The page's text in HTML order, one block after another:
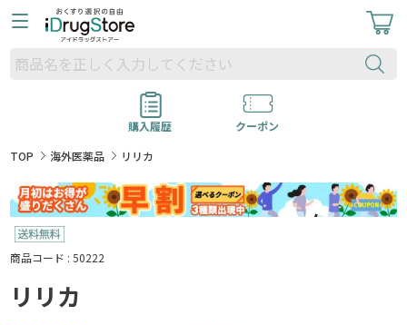
購入履歴
クーポン
TOP
海外医薬品 リリカ
商品コード : 50222
リリカ